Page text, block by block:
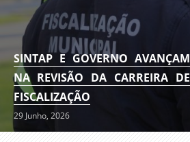
SINTAP E GOVERNO AVANÇAM
NA REVISÃO DA CARREIRA DE
FISCALIZAÇÃO
29 Junho, 2026